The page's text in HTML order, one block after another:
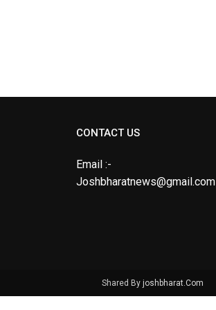
CONTACT US
Email :-
Joshbharatnews@gmail.com
Shared By joshbharat.Com